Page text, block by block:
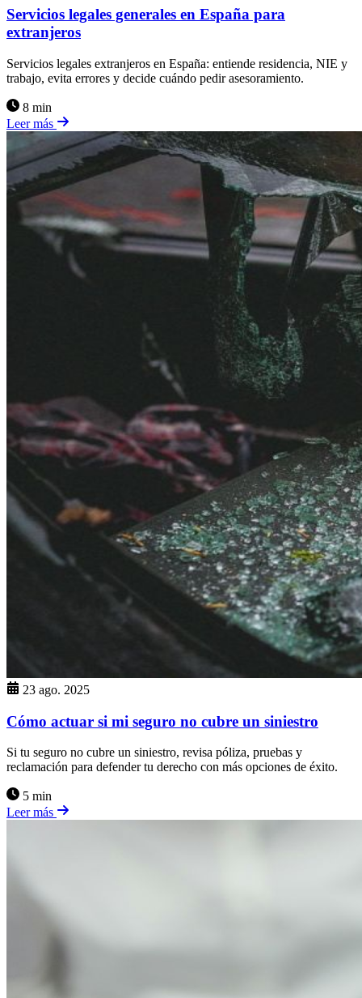
Servicios legales generales en España para
extranjeros
Servicios legales extranjeros en España: entiende residencia, NIE y
trabajo, evita errores y decide cuándo pedir asesoramiento.
8 min
Leer más
23 ago. 2025
Cómo actuar si mi seguro no cubre un siniestro
Si tu seguro no cubre un siniestro, revisa póliza, pruebas y
reclamación para defender tu derecho con más opciones de éxito.
5 min
Leer más